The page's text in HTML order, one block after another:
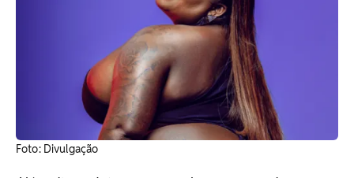
Foto: Divulgação